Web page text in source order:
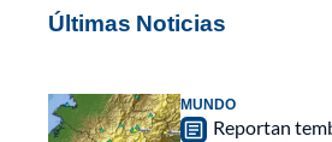
Últimas Noticias
MUNDO
Reportan